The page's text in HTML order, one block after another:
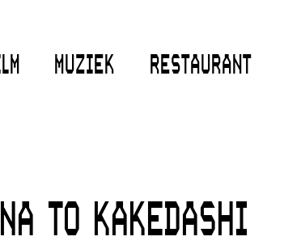
MUZIEK RESTAURANT
TO KAKEDASHI